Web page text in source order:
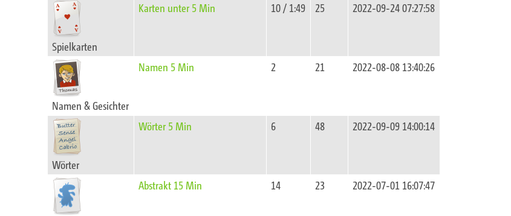
Spielkarten
Karten unter 5 Min 10 / 1:49 25 2022-09-24 07:27:58
Namen & Gesichter
Namen 5 Min 2 21 2022-08-08 13:40:26
Wörter
Wörter 5 Min 6 48 2022-09-09 14:00:14
Abstrakt 15 Min 14 23 2022-07-01 16:07:47